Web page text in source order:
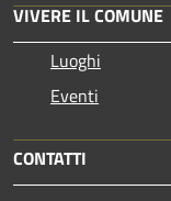
VIVERE IL COMUNE
Luoghi
Eventi
CONTATTI